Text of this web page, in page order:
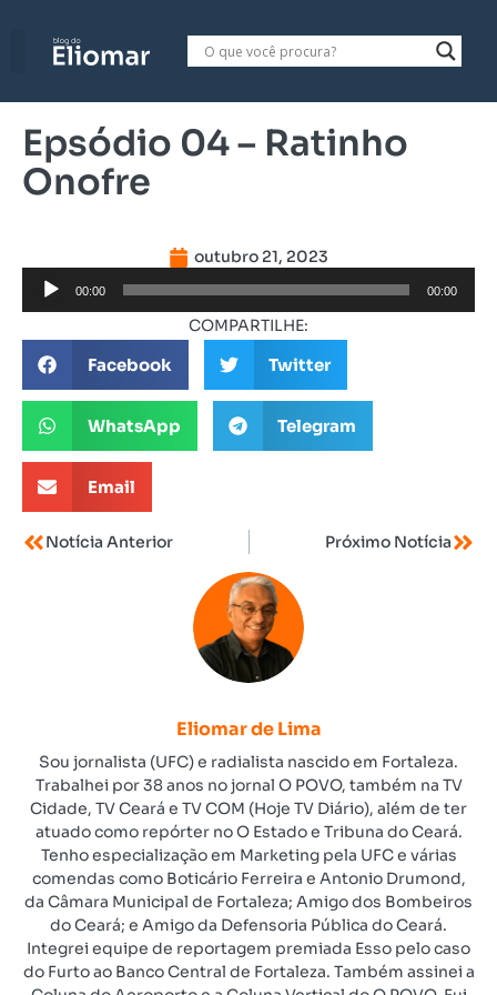
Epsódio 04 – Ratinho
Onofre
outubro 21, 2023
Tocador
de
áudio
00:00 00:00
COMPARTILHE:
Facebook Twitter
WhatsApp Telegram
Email
Notícia Anterior Próximo Notícia
Eliomar de Lima
Sou jornalista (UFC) e radialista nascido em Fortaleza.
Trabalhei por 38 anos no jornal O POVO, também na TV
Cidade, TV Ceará e TV COM (Hoje TV Diário), além de ter
atuado como repórter no O Estado e Tribuna do Ceará.
Tenho especialização em Marketing pela UFC e várias
comendas como Boticário Ferreira e Antonio Drumond,
da Câmara Municipal de Fortaleza; Amigo dos Bombeiros
do Ceará; e Amigo da Defensoria Pública do Ceará.
Integrei equipe de reportagem premiada Esso pelo caso
do Furto ao Banco Central de Fortaleza. Também assinei a